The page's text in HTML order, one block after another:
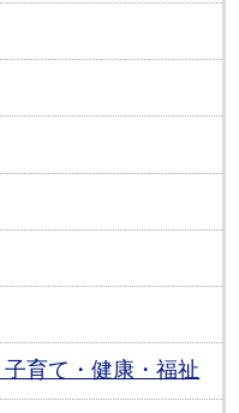
育て・健康・福祉